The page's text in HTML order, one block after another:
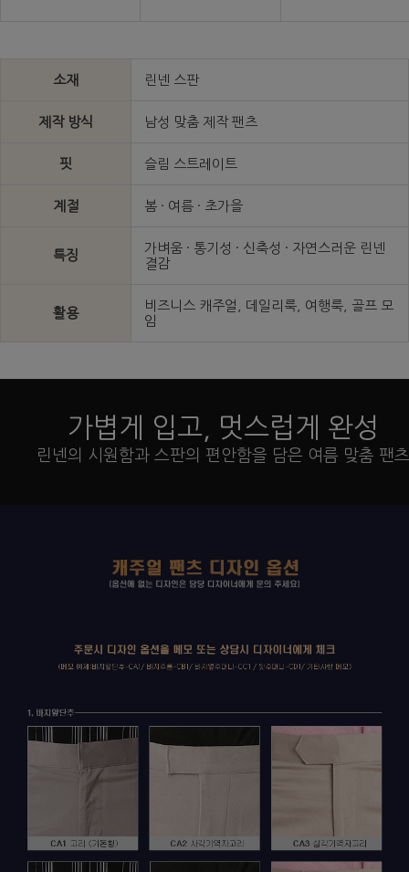
소재 린넨 스판
제작 방식 남성 맞춤 제작 팬츠
핏 슬림 스트레이트
계절 봄 · 여름 · 초가을
특징
가벼움 · 통기성 · 신축성 · 자연스러운 린넨
결감
활용
비즈니스 캐주얼, 데일리룩, 여행룩, 골프 모
임
가볍게 입고, 멋스럽게 완성
린넨의 시원함과 스판의 편안함을 담은 여름 맞춤 팬츠